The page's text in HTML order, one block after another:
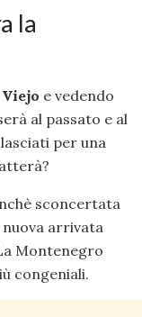
la
e vedendo
al passato e al
per una
sconcertata
arrivata
Montenegro
congeniali.